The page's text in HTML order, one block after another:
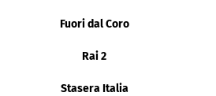
Fuori dal Coro
Rai 2
Stasera Italia